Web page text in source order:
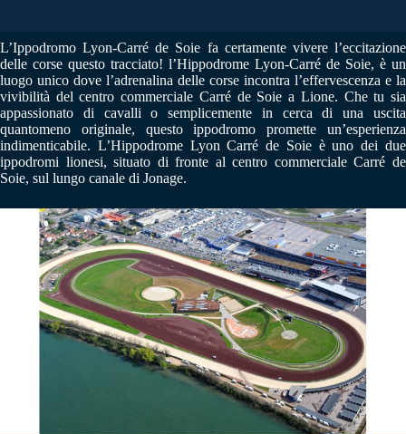
L’Ippodromo Lyon-Carré de Soie fa certamente vivere l’eccitazione
delle corse questo tracciato! l’Hippodrome Lyon-Carré de Soie, è un
luogo unico dove l’adrenalina delle corse incontra l’effervescenza e la
vivibilità del centro commerciale Carré de Soie a Lione. Che tu sia
appassionato di cavalli o semplicemente in cerca di una uscita
quantomeno originale, questo ippodromo promette un’esperienza
indimenticabile. L’Hippodrome Lyon Carré de Soie è uno dei due
ippodromi lionesi, situato di fronte al centro commerciale Carré de
Soie, sul lungo canale di Jonage.